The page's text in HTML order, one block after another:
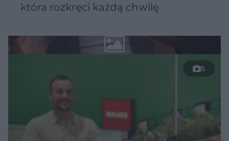
która rozkręci każdą chwilę
5